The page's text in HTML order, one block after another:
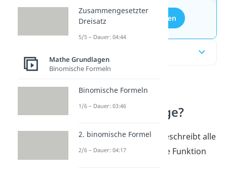
Aufgaben entdecken
Was ist die
Definitionsmenge?
Die Definitionsmenge
beschreibt alle
Werte, die du für x in eine Funktion
Zusammengesetzter
Dreisatz
5/5 – Dauer: 04:44
Mathe Grundlagen
Binomische Formeln
Binomische Formeln
1/6 – Dauer: 03:46
2. binomische Formel
2/6 – Dauer: 04:17